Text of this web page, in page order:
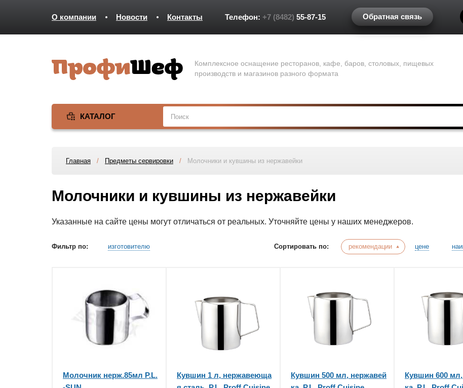
О компании Новости Контакты Телефон: +7 (8482) 55-87-15 Обратная связь
Комплексное оснащение ресторанов, кафе, баров, столовых, пищевых
производств и магазинов разного формата
КАТАЛОГ
Главная / Предметы сервировки / Молочники и кувшины из нержавейки
Молочники и кувшины из нержавейки
Указанные на сайте цены могут отличаться от реальных. Уточняйте цены у наших менеджеров.
Фильтр по: изготовителю Сортировать по: рекомендации цене
Молочник нерж.85мл P.L.
Кувшин 1 л, нержавеюща
Кувшин 500 мл, нержавей
Кувшин 600